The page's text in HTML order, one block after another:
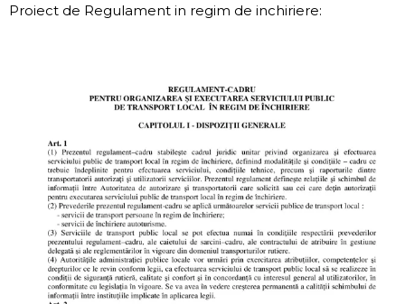
Proiect de Regulament in regim de inchiriere: